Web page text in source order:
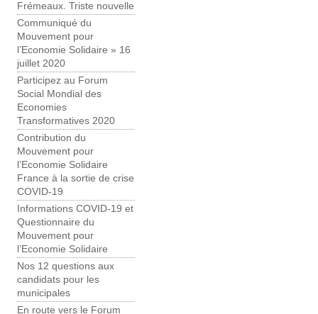
Frémeaux. Triste nouvelle
Communiqué du
Mouvement pour
l’Economie Solidaire » 16
juillet 2020
Participez au Forum
Social Mondial des
Economies
Transformatives 2020
Contribution du
Mouvement pour
l’Economie Solidaire
France à la sortie de crise
COVID-19
Informations COVID-19 et
Questionnaire du
Mouvement pour
l’Economie Solidaire
Nos 12 questions aux
candidats pour les
municipales
En route vers le Forum